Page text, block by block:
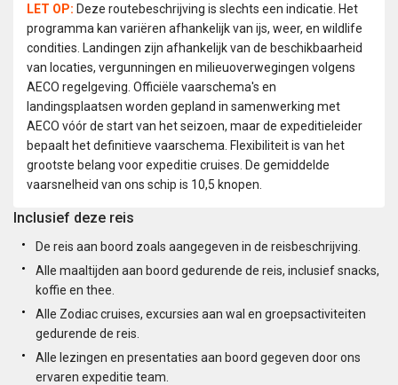
LET OP: Deze routebeschrijving is slechts een indicatie. Het
programma kan variëren afhankelijk van ijs, weer, en wildlife
condities. Landingen zijn afhankelijk van de beschikbaarheid
van locaties, vergunningen en milieuoverwegingen volgens
AECO regelgeving. Officiële vaarschema's en
landingsplaatsen worden gepland in samenwerking met
AECO vóór de start van het seizoen, maar de expeditieleider
bepaalt het definitieve vaarschema. Flexibiliteit is van het
grootste belang voor expeditie cruises. De gemiddelde
vaarsnelheid van ons schip is 10,5 knopen.
Inclusief deze reis
De reis aan boord zoals aangegeven in de reisbeschrijving.
Alle maaltijden aan boord gedurende de reis, inclusief snacks,
koffie en thee.
Alle Zodiac cruises, excursies aan wal en groepsactiviteiten
gedurende de reis.
Alle lezingen en presentaties aan boord gegeven door ons
ervaren expeditie team.